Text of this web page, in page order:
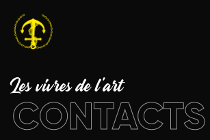
Les vivres de l'art
CONTACTS